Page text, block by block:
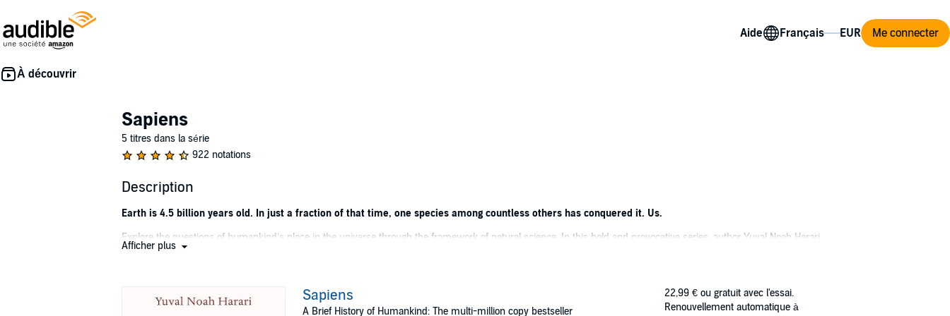
Aide Me connecter
Sapiens
5 titres dans la série
922 notations
Description
Earth is 4.5 billion years old. In just a fraction of that time, one species among countless others has conquered it. Us.
Explore the questions of humankind’s place in the universe through the framework of natural science. In this bold and provocative series, author Yuval Noah Harari
explores who we are, how we got here, and where we're going.
evolution to the modern sciences, what does humanity mean? And in the end, what might be next for us humans?
Narrator Derek Perkins navigates the questions of humanity with a solid delivery, alternating between gravitas and gentle humor. His clear presentation conveys the
Afficher plus
Sapiens
A Brief History of Humankind: The multi-million copy bestseller
22,99 € ou gratuit avec l'essai.
Renouvellement automatique à